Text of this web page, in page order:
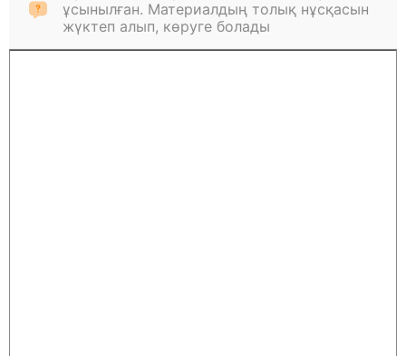
ұсынылған. Материалдың толық нұсқасын
жүктеп алып, көруге болады